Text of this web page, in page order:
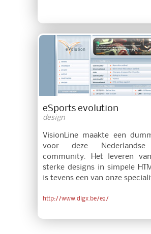
eSports evolution
design
VisionLine maakte een
voor deze Nederlandse
community. Het leveren
sterke designs in simpele
is tevens een van onze
http://www.digx.be/e2/